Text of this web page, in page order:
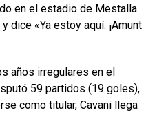
en el estadio de Mestalla
dice «Ya estoy aquí. ¡Amunt
años irregulares en el
59 partidos (19 goles),
como titular, Cavani llega